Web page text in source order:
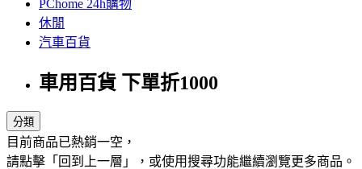
PChome 24h購物
休閒
汽車百貨
車用百貨 下單折1000
分類
目前商品已熱銷一空，
請點擊「回到上一層」，或使用搜尋功能繼續瀏覽更多商品。